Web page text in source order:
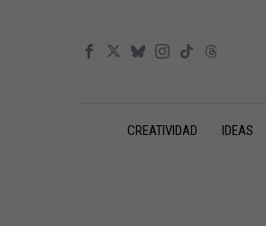
CREATIVIDAD IDEAS